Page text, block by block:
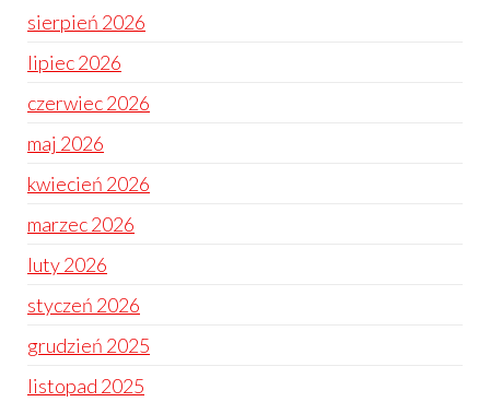
sierpień 2026
lipiec 2026
czerwiec 2026
maj 2026
kwiecień 2026
marzec 2026
luty 2026
styczeń 2026
grudzień 2025
listopad 2025